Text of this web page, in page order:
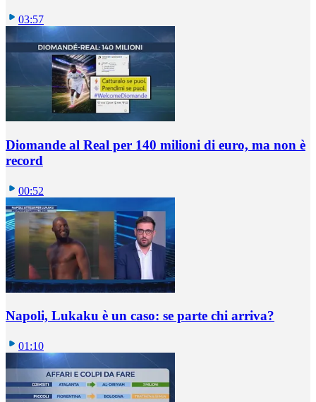
03:57
Diomande al Real per 140 milioni di euro, ma non è
record
00:52
Napoli, Lukaku è un caso: se parte chi arriva?
01:10